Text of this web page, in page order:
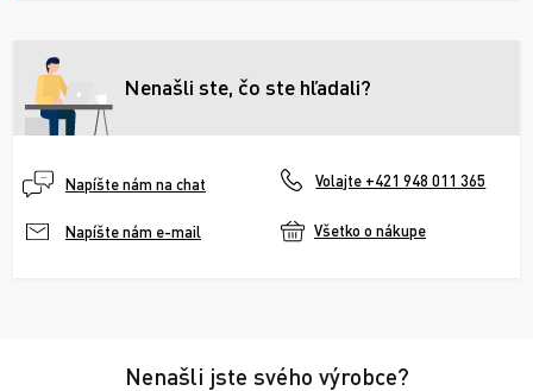
Nenašli ste, čo ste hľadali?
Napíšte nám na chat Volajte +421 948 011 365
Napíšte nám e-mail Všetko o nákupe
Nenašli jste svého výrobce?